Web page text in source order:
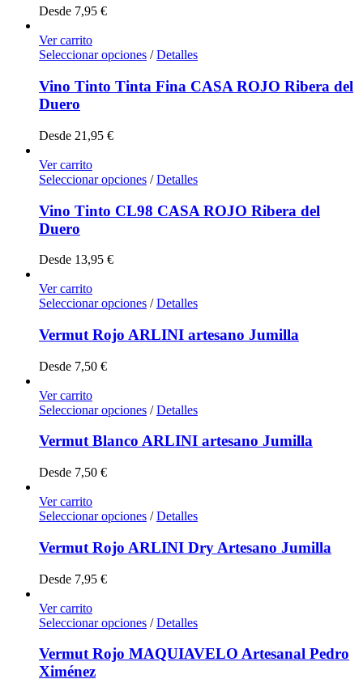
Desde 7,95 €
Ver carrito
Seleccionar opciones / Detalles
Vino Tinto Tinta Fina CASA ROJO Ribera del
Duero
Desde 21,95 €
Ver carrito
Seleccionar opciones / Detalles
Vino Tinto CL98 CASA ROJO Ribera del
Duero
Desde 13,95 €
Ver carrito
Seleccionar opciones / Detalles
Vermut Rojo ARLINI artesano Jumilla
Desde 7,50 €
Ver carrito
Seleccionar opciones / Detalles
Vermut Blanco ARLINI artesano Jumilla
Desde 7,50 €
Ver carrito
Seleccionar opciones / Detalles
Vermut Rojo ARLINI Dry Artesano Jumilla
Desde 7,95 €
Ver carrito
Seleccionar opciones / Detalles
Vermut Rojo MAQUIAVELO Artesanal Pedro
Ximénez